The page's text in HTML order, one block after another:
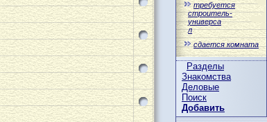
требуется
строитель-
универса
л
сдается комната
Разделы
Знакомства
Деловые
Поиск
Добавить